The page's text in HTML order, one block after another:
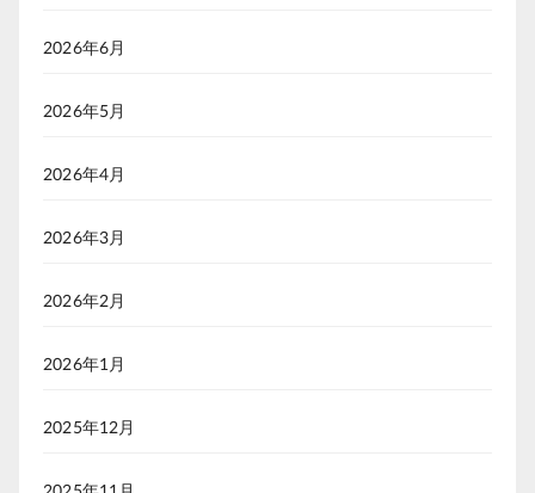
2026年6月
2026年5月
2026年4月
2026年3月
2026年2月
2026年1月
2025年12月